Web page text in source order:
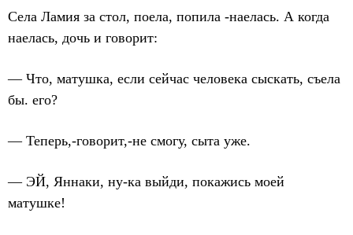
Села Ламия за стол, поела, попила -наелась. А когда
наелась, дочь и говорит:
— Что, матушка, если сейчас человека сыскать, съела
бы. его?
— Теперь,-говорит,-не смогу, сыта уже.
— ЭЙ, Яннаки, ну-ка выйди, покажись моей
матушке!